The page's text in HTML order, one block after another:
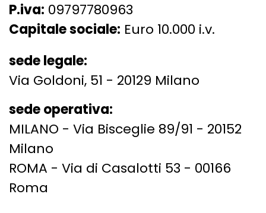
P.iva: 09797780963
Capitale sociale: Euro 10.000 i.v.
sede legale:
Via Goldoni, 51 - 20129 Milano
sede operativa:
MILANO - Via Bisceglie 89/91 - 20152
Milano
ROMA - Via di Casalotti 53 - 00166
Roma